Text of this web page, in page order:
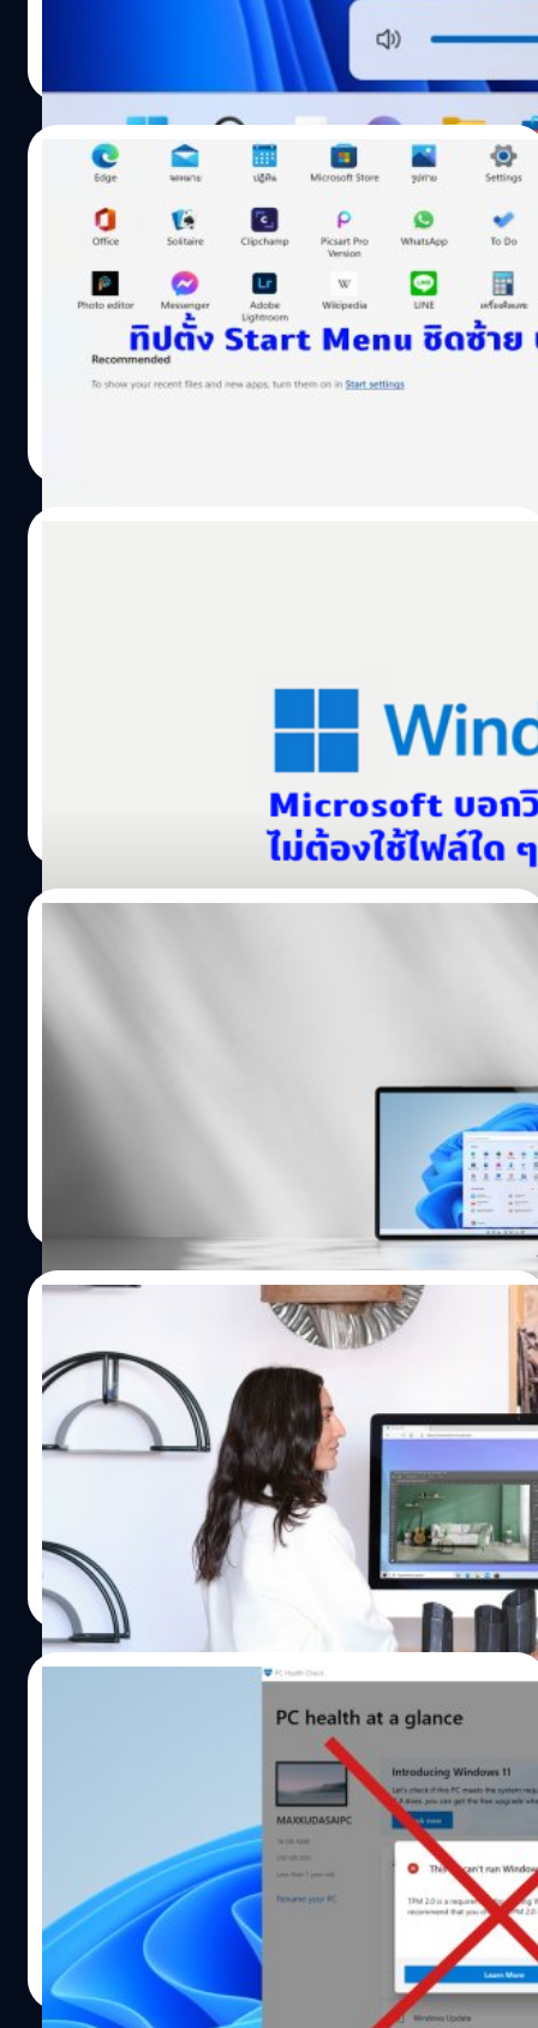
| 1665 days ago
18/11/2021
ทิป: วิธีตั้ง Start Menu ของ Windows 11 ชิด
ซ้าย (ฉบับเวอร์ชันตัวเต็ม)
Windows 11 มีการจัดวาง Start Menu ใหม่ เอาไว้ตรงกลาง
เพื่อให้เหมาะสมกับผู้ใช้จอกว้างและมีขนาดใหญ่มาก แต่ว่า
บางคนก็อาจไม่ชินหรือไม่ชอบ เราเคยได้แนะนำวิธีตั้ง Start
Menu ของ Windows 11 ให้ชิดซ้ายไปแล้ว แต่ว่าจะเป็นวิธี
สามารถทำให้ติดตั้ง Windows 11 ลงในคอมพิวเตอร์ที่สเปค
ไม่ถึง ไม่ว่าจะเป็นไม่มี TPM 2.0 (ล่าสุดในเอกสารระบุว่าต้องมี
TPM 1.2 เป็นอย่างน้อย) และไม่สามารถเปิดในไบออส อัปเดต
ไบออส หรือไม่มีสล็อตสำหรับซื้อโมดูล TPM 2.0 มาติดตั้ง
หรือ CPU ไม่ถึงขั้นต่ำที่ Microsoft ระบุ หรืออาจเป็นไบออสที่
ไม่มี Secure Boot ให้เปิด แต่วิธีที่เราเห็น ๆ มักจะมาจากการที่
ที่ทาง Microsoft ประกาศไว้เอง ที่สำคัญไม่ต้องใช้ไฟล์อะไร
Windows 11 บังคับต้องมี TPM 2.0 แต่ถ้าเครื่องใครมี TPM
2.0 แต่ CPU ไม่ถึงตามที่กำหนด ก็ยังสามารถลงแบบ…
| 1721 days ago
งานในประเทศไทยแล้ววันนี้
ไมโครซอฟท์ประกาศเปิดตัว Windows 11 ให้เริ่มต้นใช้งานได้
อย่างเป็นทางการ ผ่านการอัปเกรดฟรีสำหรับคอมพิวเตอร์
พีซี Windows 10 ที่มีคุณสมบัติผ่านเกณฑ์ และพีซีรุ่นใหม่ที่มา
พร้อมกับ Windows 11 ขณะที่พีซียังคงมีบทบาทสำคัญในชีวิต
ของเรามากกว่าแต่ก่อนอย่างต่อเนื่อง Windows 11 ถูก
ออกแบบมาพร้อมการคำนึงถึงความปลอดภัยโดยมีผู้ใช้เป็น
ศูนย์กลาง เพื่อช่วยเสริมสร้างศักยภาพและความคิด
สร้างสรรค์ “Windows นับเป็นแพลตฟอร์มที่พัฒนามาเพื่อขับ
เคลื่อนนวัตกรรม และเปรียบเสมือนเป็นบ้านที่คนจำนวนกว่า
พันล้านคนเข้ามาใช้เพื่อทำงาน ทำในสิ่งที่รัก และเชื่อมต่อกับ
ผู้คนที่พวกเขารัก เราได้ปรับปรุงแนวคิดประสบการณ์ของผู้ใช้
ใหม่ทั้งหมด ใน Windows 11 เพื่อเปิดโอกาสให้คุณสามารถ
ใกล้ชิดกับสิ่งที่คุณรักได้มากยิ่งขึ้น มอบพลังในการผลิตผล
งาน และสร้างแรงบันดาลใจให้คุณสร้างสรรค์สิ่งต่าง
ๆ Windows 11 จะมอบประสบการณ์ใช้งานที่เรียบง่ายและเปิด
กว้าง แต่ยังคงเก็บรักษาทุกสิ่งที่เราใช้งานไว้อย่างปลอดภัย
เรายินดีเป็นอย่างยิ่งที่ได้นำ Windows 11 มาสู่
ประเทศไทย” นางชนิกานต์ โปรณานันท์ รองกรรมการผู้
จัดการ สายงานการตลาดและปฏิบัติการ บริษัท ไมโครซอฟท์
(ประเทศไทย) จำกัด กล่าว อุปกรณ์ที่ได้รับการติด
ตั้ง Windows 11 ล่วงหน้า เริ่มวางจำหน่ายแล้วโดยพันธมิตร
ต่าง ๆ ที่ เอซุส (ASUS) เอ
เซอร์ (Acer) เอชพี (HP) เดลล์ (DELL) และ เลอโน
โว (Lenovo) และอุปกรณ์ Surface ของไมโครซอฟท์ โดยจะมี
อุปกรณ์เพิ่มขึ้นในเร็ว ๆ นี้ จากพันธมิตรอื่น ๆ เช่น เอเซอร์
(Acer) เดลล์ (Sell) และซัมซุง (Samsung) ดังนั้น ผู้สนใจจึง
สามารถใช้งาน Windows 11 ได้ด้วยวิธีการดังต่อไปนี้ ซื้อพีซี
ใหม่ที่ได้รับการติดตั้ง Windows 11 ล่วงหน้า โดยสามารถหา
ซื้อได้ที่ตัวแทนจัดจำหน่ายผลิตภัณฑ์อย่างเป็นทางการใน
ประเทศไทยซื้อพีซี Windows 10 ที่รองรับการอัป
เกรด Windows 11 ฟรี โดยสามารถหาซื้อได้ที่ตัวแทนจัด
จำหน่ายผลิตภัณฑ์อย่างเป็นทางการในประเทศไทยใช้
แอปพลิเคชัน PC Health Check เพื่อตรวจสอบว่า
พีซี Windows…
03/08/2021
เปิดราคา Windows 365 ใช้วินโดวส์บนคลาวด์
เข้าได้ทุกอุปกรณ์ เริ่มต้น 20 เหรียญ/เดือน
วันนี้ไมโครซอฟท์ได้เปิดแผนและค่าบริการของ Windows 365
เริ่มต้นเพียง 20 เหรียญต่อเดือนเท่านั้น ค่าบริการจะปรับ
เปลี่ยนไปตามสเปกที่เลือกใช้ ทั้ง vCPU, RAM, และพื้นที่จัด
ศุภกานต์ เหล่ารัตนกุล| 1828 days ago
Read More
Microsoft เอาแอป PC Health Check ออก
หลังจากที่ตัว Insider Preview ของ Windows 11 ออกมาแล้ว
วันนี้ ก็มาพร้อมกับความงงของผู้ใช้ที่มีกับโปรแกรมเช็คว่าคอม
เครื่องนั้นสามารถอัปเกรดเป็น Windows 11 ได้ไหมอย่าง PC
Health Check โดยล่าสุดทาง Microsoft ได้ออกมายอมรับ
ความผิดพลาดและนำแอปออกจากหน้าเว็บแล้วชั่วคราวโดย
เปลี่ยนตัวโหลดหน้าเว็บเป็น Coming Soon แล้วด
ปรมัตถ์ วิไลสุขศรี | 1864 days ago
Read More